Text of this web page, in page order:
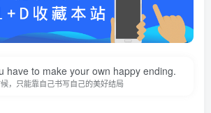
have to make your own happy ending.
，只能靠自己书写自己的美好结局